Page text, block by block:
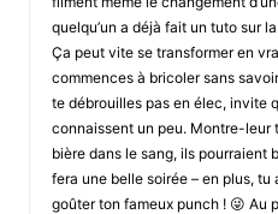
quelqu’un a déjà fait un tuto sur
Ça peut vite se transformer en
commences à bricoler sans
te débrouilles pas en élec, invite
connaissent un peu. Montre-leur
bière dans le sang, ils pourraient
fera une belle soirée – en plus,
goûter ton fameux punch ! 😜 Au